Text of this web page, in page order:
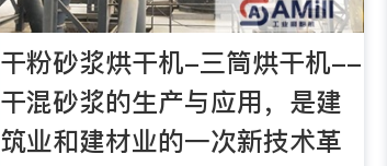
干粉砂浆烘干机-三筒烘干机--
干混砂浆的生产与应用，是建
筑业和建材业的一次新技术革